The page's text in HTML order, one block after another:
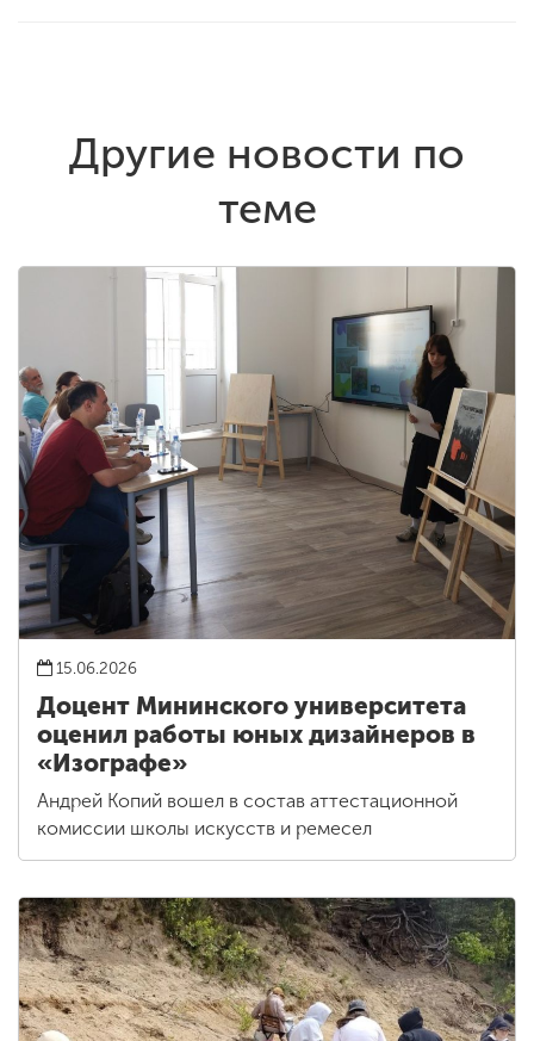
Другие новости по
теме
15.06.2026
Доцент Мининского университета
оценил работы юных дизайнеров в
«Изографе»
Андрей Копий вошел в состав аттестационной
комиссии школы искусств и ремесел